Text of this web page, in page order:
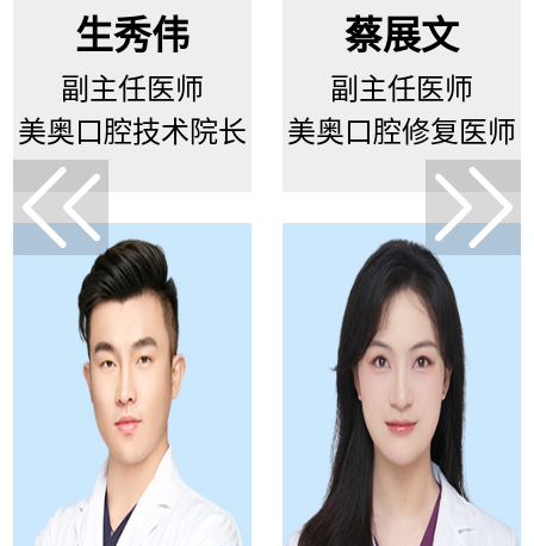
生秀伟
副主任医师
美奥口腔技术院长
蔡展文
副主任医师
美奥口腔修复医师